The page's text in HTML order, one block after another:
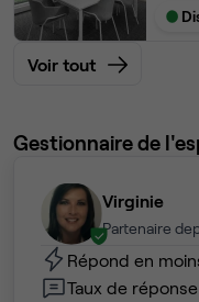
Voir tout
Gestionnaire de
Virginie
Partenaire
Répond en
Taux de